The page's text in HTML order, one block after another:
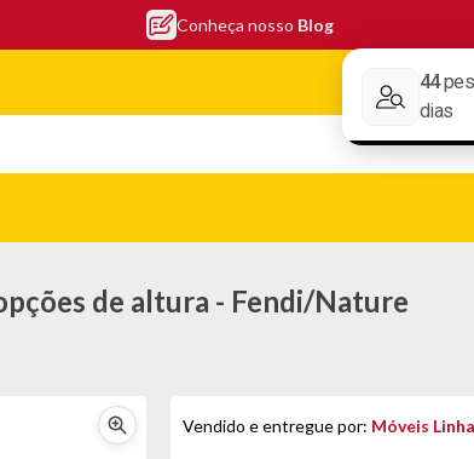
Conheça nosso Blog
de altura - Fendi/Nature
Vendido e entregue por: Móveis